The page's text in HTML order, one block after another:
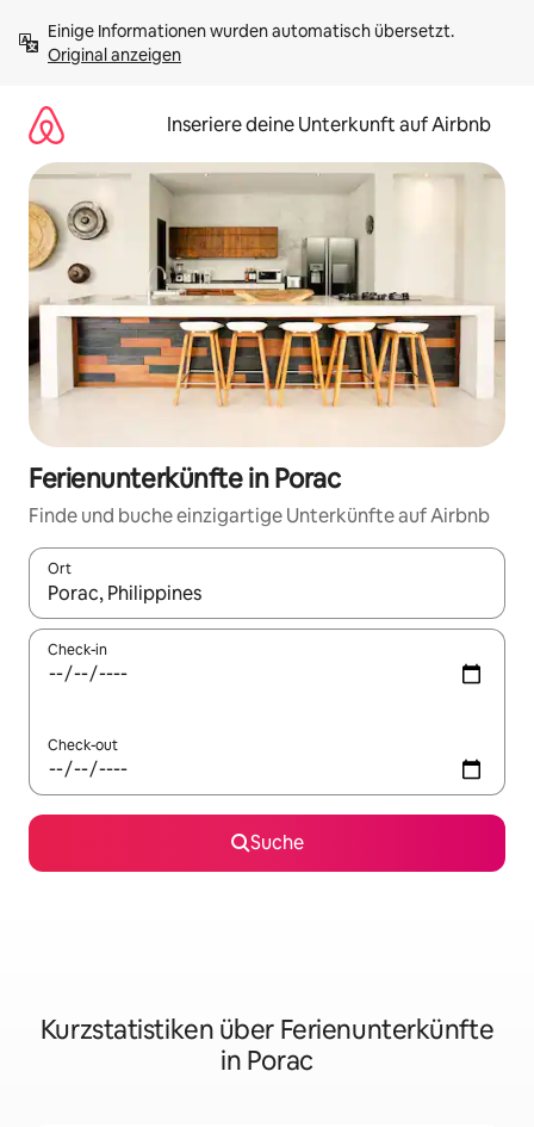
Inhalten
springenOriginal anzeigen
Inseriere deine Unterkunft auf Airbnb
Ferienunterkünfte in Porac
Finde und buche einzigartige Unterkünfte auf Airbnb
Ort
Wenn Ergebnisse verfügbar sind, navigiere mit den
Check-in
Check-out
Suche
Kurzstatistiken über Ferienunterkünfte
in Porac